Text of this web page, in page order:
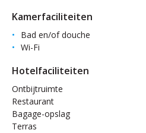
Kamerfaciliteiten
Bad en/of douche
Wi-Fi
Hotelfaciliteiten
Ontbijtruimte
Restaurant
Bagage-opslag
Terras